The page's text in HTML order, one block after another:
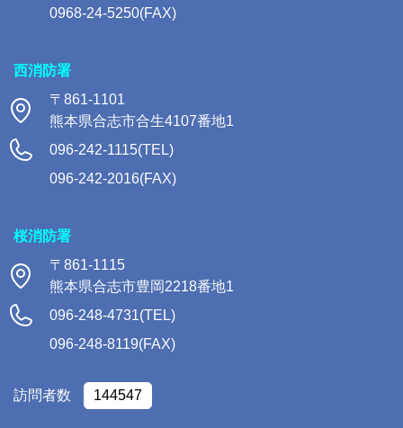
0968-24-5250(FAX)
西消防署
〒861-1101
熊本県合志市合生4107番地1
096-242-1115(TEL)
096-242-2016(FAX)
桜消防署
〒861-1115
熊本県合志市豊岡2218番地1
096-248-4731(TEL)
096-248-8119(FAX)
訪問者数 144547